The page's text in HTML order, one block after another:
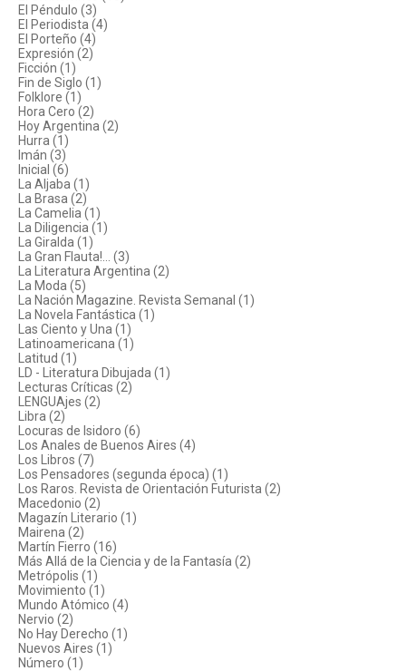
El Péndulo (3)
El Periodista (4)
El Porteño (4)
Expresión (2)
Ficción (1)
Fin de Siglo (1)
Folklore (1)
Hora Cero (2)
Hoy Argentina (2)
Hurra (1)
Imán (3)
Inicial (6)
La Aljaba (1)
La Brasa (2)
La Camelia (1)
La Diligencia (1)
La Giralda (1)
La Gran Flauta!... (3)
La Literatura Argentina (2)
La Moda (5)
La Nación Magazine. Revista Semanal (1)
La Novela Fantástica (1)
Las Ciento y Una (1)
Latinoamericana (1)
Latitud (1)
LD - Literatura Dibujada (1)
Lecturas Críticas (2)
LENGUAjes (2)
Libra (2)
Locuras de Isidoro (6)
Los Anales de Buenos Aires (4)
Los Libros (7)
Los Pensadores (segunda época) (1)
Los Raros. Revista de Orientación Futurista (2)
Macedonio (2)
Magazín Literario (1)
Mairena (2)
Martín Fierro (16)
Más Allá de la Ciencia y de la Fantasía (2)
Metrópolis (1)
Movimiento (1)
Mundo Atómico (4)
Nervio (2)
No Hay Derecho (1)
Nuevos Aires (1)
Número (1)